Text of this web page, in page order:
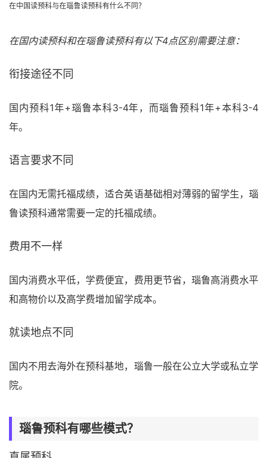
在中国读预科与在瑙鲁读预科有什么不同？
在国内读预科和在瑙鲁读预科有以下4点区别需要注意：
衔接途径不同
国内预科1年+瑙鲁本科3-4年，而瑙鲁预科1年+本科3-4
年。
语言要求不同
在国内无需托福成绩，适合英语基础相对薄弱的留学生，瑙
鲁读预科通常需要一定的托福成绩。
费用不一样
国内消费水平低，学费便宜，费用更节省，瑙鲁高消费水平
和高物价以及高学费增加留学成本。
就读地点不同
国内不用去海外在预科基地，瑙鲁一般在公立大学或私立学
院。
瑙鲁预科有哪些模式？